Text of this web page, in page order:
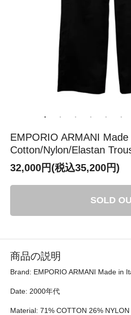
EMPORIO ARMANI
Cotton/Nylon/Elastan
32,000円(税込35,200円)
SOLD
商品の説明
Brand: EMPORIO ARMANI Made in
Date: 2000年代
Material: 71% COTTON 26% NYLON